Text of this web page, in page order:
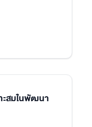
ะสมในพัฒนา